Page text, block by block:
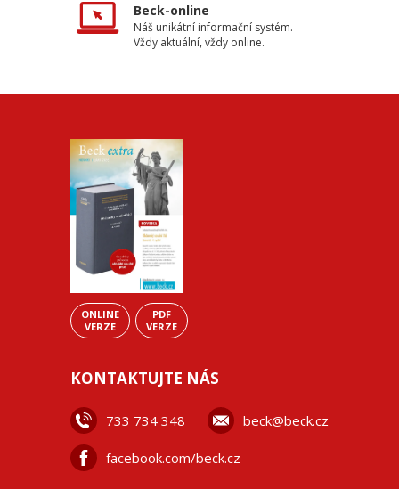
Beck-online
Náš unikátní informační systém.
Vždy aktuální, vždy online.
ONLINE
VERZE
PDF
VERZE
KONTAKTUJTE NÁS
733 734 348 beck@beck.cz
facebook.com/beck.cz